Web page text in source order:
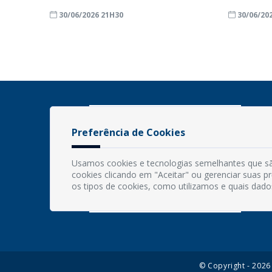
30/06/2026 21H30 30/06/
© Copyright -
Preferência de Cookies
Usamos cookies e tecnologias semelhantes que
cookies clicando em "Aceitar" ou gerenciar suas
os tipos de cookies, como utilizamos e quais